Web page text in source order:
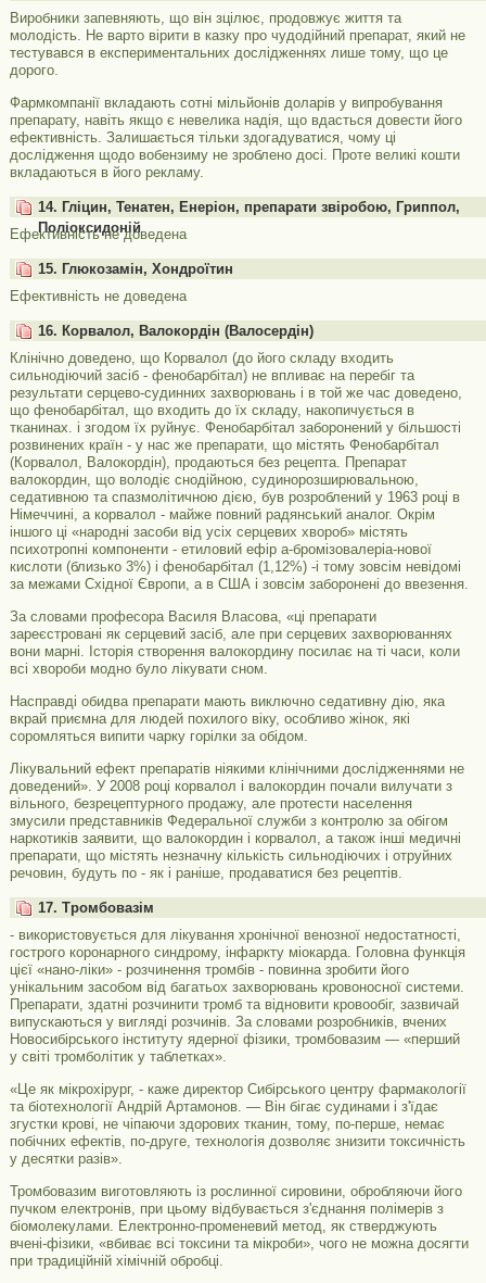
Виробники запевняють, що він зцілює, продовжує життя та
молодість. Не варто вірити в казку про чудодійний препарат, який не
тестувався в експериментальних дослідженнях лише тому, що це
дорого.
Фармкомпанії вкладають сотні мільйонів доларів у випробування
препарату, навіть якщо є невелика надія, що вдасться довести його
ефективність. Залишається тільки здогадуватися, чому ці
дослідження щодо вобензиму не зроблено досі. Проте великі кошти
вкладаються в його рекламу.
14. Гліцин, Тенатен, Енеріон, препарати звіробою, Гриппол,
Поліоксидоній
Ефективність не доведена
15. Глюкозамін, Хондроїтин
Ефективність не доведена
16. Корвалол, Валокордін (Валосердін)
Клінічно доведено, що Корвалол (до його складу входить
сильнодіючий засіб - фенобарбітал) не впливає на перебіг та
результати серцево-судинних захворювань і в той же час доведено,
що фенобарбітал, що входить до їх складу, накопичується в
тканинах. і згодом їх руйнує. Фенобарбітал заборонений у більшості
розвинених країн - у нас же препарати, що містять Фенобарбітал
(Корвалол, Валокордін), продаються без рецепта. Препарат
валокордин, що володіє снодійною, судинорозширювальною,
седативною та спазмолітичною дією, був розроблений у 1963 році в
Німеччині, а корвалол - майже повний радянський аналог. Окрім
іншого ці «народні засоби від усіх серцевих хвороб» містять
психотропні компоненти - етиловий ефір а-бромізовалеріа-нової
кислоти (близько 3%) і фенобарбітал (1,12%) -і тому зовсім невідомі
за межами Східної Європи, а в США і зовсім заборонені до ввезення.
За словами професора Василя Власова, «ці препарати
зареєстровані як серцевий засіб, але при серцевих захворюваннях
вони марні. Історія створення валокордину посилає на ті часи, коли
всі хвороби модно було лікувати сном.
Насправді обидва препарати мають виключно седативну дію, яка
вкрай приємна для людей похилого віку, особливо жінок, які
соромляться випити чарку горілки за обідом.
Лікувальний ефект препаратів ніякими клінічними дослідженнями не
доведений». У 2008 році корвалол і валокордин почали вилучати з
вільного, безрецептурного продажу, але протести населення
змусили представників Федеральної служби з контролю за обігом
наркотиків заявити, що валокордин і корвалол, а також інші медичні
препарати, що містять незначну кількість сильнодіючих і отруйних
речовин, будуть по - як і раніше, продаватися без рецептів.
17. Тромбовазім
- використовується для лікування хронічної венозної недостатності,
гострого коронарного синдрому, інфаркту міокарда. Головна функція
цієї «нано-ліки» - розчинення тромбів - повинна зробити його
унікальним засобом від багатьох захворювань кровоносної системи.
Препарати, здатні розчинити тромб та відновити кровообіг, зазвичай
випускаються у вигляді розчинів. За словами розробників, вчених
Новосибірського інституту ядерної фізики, тромбовазим — «перший
у світі тромболітик у таблетках».
«Це як мікрохірург, - каже директор Сибірського центру фармакології
та біотехнології Андрій Артамонов. — Він бігає судинами і з'їдає
згустки крові, не чіпаючи здорових тканин, тому, по-перше, немає
побічних ефектів, по-друге, технологія дозволяє знизити токсичність
у десятки разів».
Тромбовазим виготовляють із рослинної сировини, обробляючи його
пучком електронів, при цьому відбувається з'єднання полімерів з
біомолекулами. Електронно-променевий метод, як стверджують
вчені-фізики, «вбиває всі токсини та мікроби», чого не можна досягти
при традиційній хімічній обробці.